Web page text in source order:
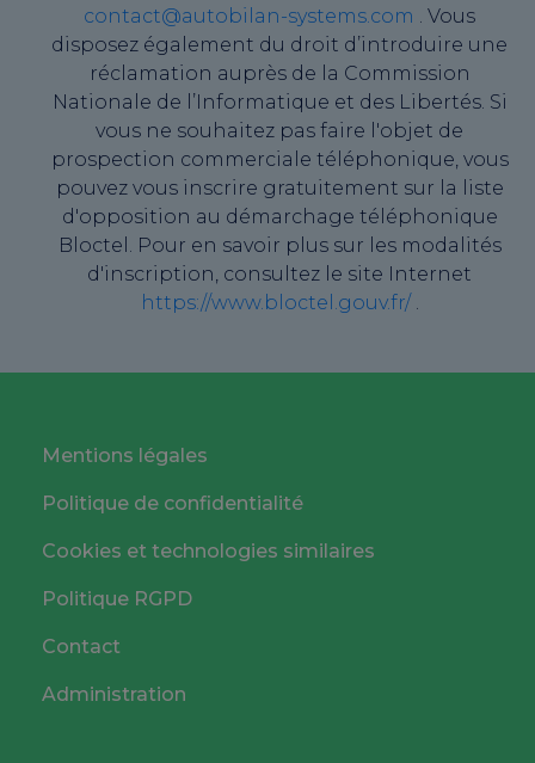
contact@autobilan-systems.com . Vous
disposez également du droit d’introduire une
réclamation auprès de la Commission
Nationale de l’Informatique et des Libertés. Si
vous ne souhaitez pas faire l'objet de
prospection commerciale téléphonique, vous
pouvez vous inscrire gratuitement sur la liste
d'opposition au démarchage téléphonique
Bloctel. Pour en savoir plus sur les modalités
d'inscription, consultez le site Internet
https://www.bloctel.gouv.fr/.
Mentions légales
Politique de confidentialité
Cookies et technologies similaires
Politique RGPD
Contact
Administration